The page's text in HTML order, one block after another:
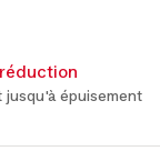
jusqu'à épuisement